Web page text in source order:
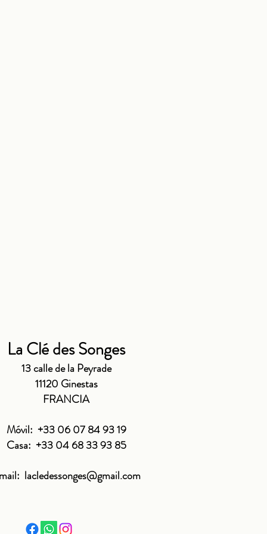
La Clé des Songes
13 calle de la Peyrade
11120 Ginestas
FRANCIA
Móvil: +33 06 07 84 93 19
Casa: +33 04 68 33 93 85
lacledessonges@gmail.com